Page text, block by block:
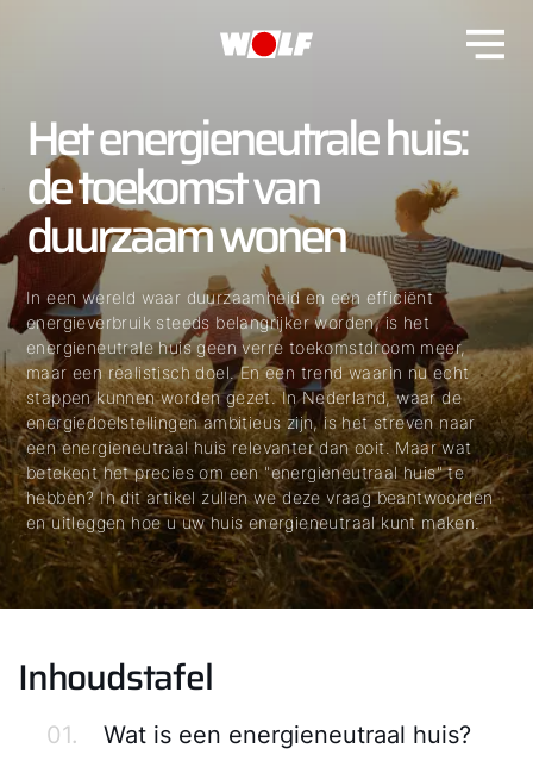
Het energieneutrale huis:
de toekomst van
duurzaam wonen
In een wereld waar duurzaamheid en een efficiënt
energieverbruik steeds belangrijker worden, is het
energieneutrale huis geen verre toekomstdroom meer,
maar een realistisch doel. En een trend waarin nu echt
stappen kunnen worden gezet. In Nederland, waar de
energiedoelstellingen ambitieus zijn, is het streven naar
een energieneutraal huis relevanter dan ooit. Maar wat
betekent het precies om een "energieneutraal huis" te
hebben? In dit artikel zullen we deze vraag beantwoorden
en uitleggen hoe u uw huis energieneutraal kunt maken.
Inhoudstafel
01.
Wat is een energieneutraal huis?